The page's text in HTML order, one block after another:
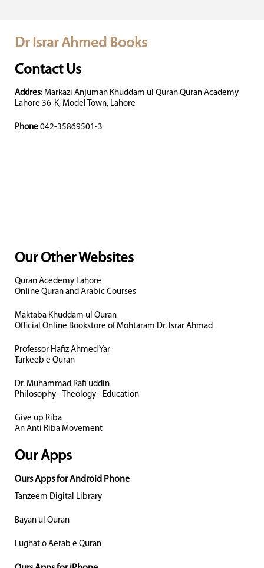
Dr Israr Ahmed Books
Contact Us
Addres: Markazi Anjuman Khuddam ul Quran Quran Academy
Lahore 36-K, Model Town, Lahore
Phone 042-35869501-3
Our Other Websites
Quran Acedemy Lahore
Online Quran and Arabic Courses
Maktaba Khuddam ul Quran
Official Online Bookstore of Mohtaram Dr. Israr Ahmad
Professor Hafiz Ahmed Yar
Tarkeeb e Quran
Dr. Muhammad Rafi uddin
Philosophy - Theology - Education
Give up Riba
An Anti Riba Movement
Our Apps
Ours Apps for Android Phone
Tanzeem Digital Library
Bayan ul Quran
Lughat o Aerab e Quran